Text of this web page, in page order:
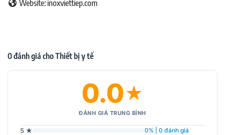
Website: inoxviettiep.com
0 đánh giá cho Thiết bị y tế
0.0★
ĐÁNH GIÁ TRUNG BÌNH
5 ★ 0% | 0 đánh giá